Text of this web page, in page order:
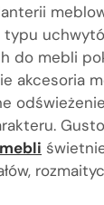
do mebli
akcesoria